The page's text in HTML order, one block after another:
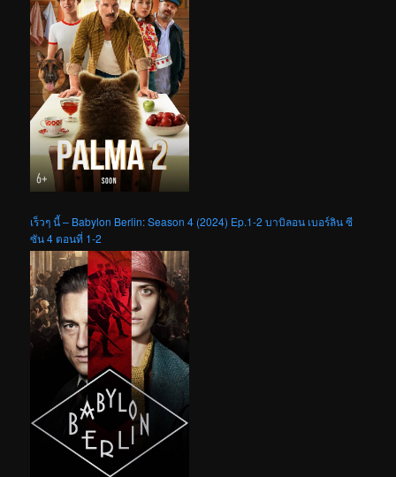
เร็วๆ นี้ – Babylon Berlin: Season 4 (2024) Ep.1-2 บาบิลอน เบอร์ลิน ซี
ซัน 4 ตอนที่ 1-2